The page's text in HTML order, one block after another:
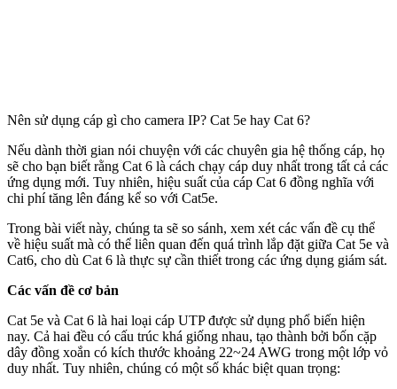
Nên sử dụng cáp gì cho camera IP? Cat 5e hay Cat 6?
Nếu dành thời gian nói chuyện với các chuyên gia hệ thống cáp, họ
sẽ cho bạn biết rằng Cat 6 là cách chạy cáp duy nhất trong tất cả các
ứng dụng mới. Tuy nhiên, hiệu suất của cáp Cat 6 đồng nghĩa với
chi phí tăng lên đáng kể so với Cat5e.
Trong bài viết này, chúng ta sẽ so sánh, xem xét các vấn đề cụ thể
về hiệu suất mà có thể liên quan đến quá trình lắp đặt giữa Cat 5e và
Cat6, cho dù Cat 6 là thực sự cần thiết trong các ứng dụng giám sát.
Các vấn đề cơ bản
Cat 5e và Cat 6 là hai loại cáp UTP được sử dụng phổ biến hiện
nay. Cả hai đều có cấu trúc khá giống nhau, tạo thành bởi bốn cặp
dây đồng xoắn có kích thước khoảng 22~24 AWG trong một lớp vỏ
duy nhất. Tuy nhiên, chúng có một số khác biệt quan trọng: